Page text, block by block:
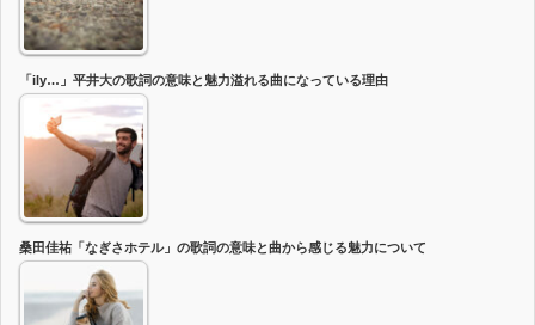
「ily…」平井大の歌詞の意味と魅力溢れる曲になっている理由
桑田佳祐「なぎさホテル」の歌詞の意味と曲から感じる魅力について